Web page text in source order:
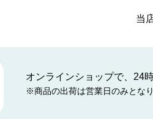
当
オンラインショップで、24
※商品の出荷は営業日のみとなり